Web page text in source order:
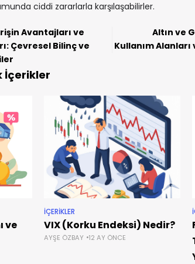
ciddi zararlarla karşılaşabilirler.
Avantajları ve
Çevresel Bilinç ve
Altın ve
Kullanım
İçerikler
ve
İÇERIKLER
VIX (Korku Endeksi) Nedir?
AYŞE ÖZBAY 12 AY ÖNCE